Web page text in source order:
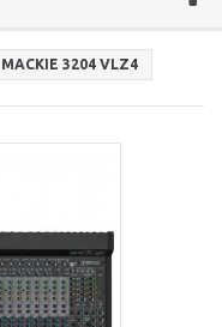
MACKIE 3204 VLZ4